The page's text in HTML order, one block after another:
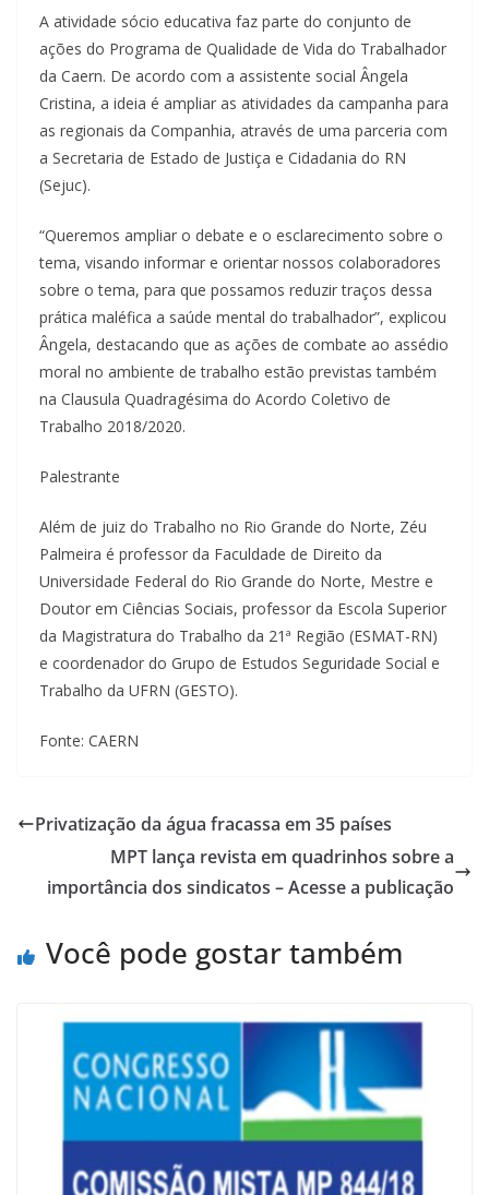
A atividade sócio educativa faz parte do conjunto de
ações do Programa de Qualidade de Vida do Trabalhador
da Caern. De acordo com a assistente social Ângela
Cristina, a ideia é ampliar as atividades da campanha para
as regionais da Companhia, através de uma parceria com
a Secretaria de Estado de Justiça e Cidadania do RN
(Sejuc).
“Queremos ampliar o debate e o esclarecimento sobre o
tema, visando informar e orientar nossos colaboradores
sobre o tema, para que possamos reduzir traços dessa
prática maléfica a saúde mental do trabalhador”, explicou
Ângela, destacando que as ações de combate ao assédio
moral no ambiente de trabalho estão previstas também
na Clausula Quadragésima do Acordo Coletivo de
Trabalho 2018/2020.
Palestrante
Além de juiz do Trabalho no Rio Grande do Norte, Zéu
Palmeira é professor da Faculdade de Direito da
Universidade Federal do Rio Grande do Norte, Mestre e
Doutor em Ciências Sociais, professor da Escola Superior
da Magistratura do Trabalho da 21ª Região (ESMAT-RN)
e coordenador do Grupo de Estudos Seguridade Social e
Trabalho da UFRN (GESTO).
Fonte: CAERN
Privatização da água fracassa em 35 países
MPT lança revista em quadrinhos sobre a
importância dos sindicatos – Acesse a publicação
Você pode gostar também